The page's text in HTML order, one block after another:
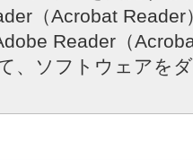
（Acrobat
Reader（
、ソフトウェアを